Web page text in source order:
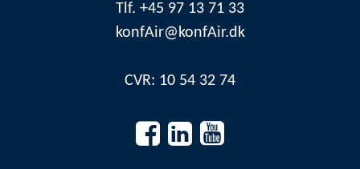
Tlf. +45 97 13 71 33
konfAir@konfAir.dk
CVR: 10 54 32 74
 